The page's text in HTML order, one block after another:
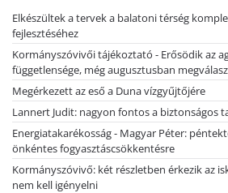
Elkészültek a tervek a balatoni térség
fejlesztéséhez
Kormányszóvivői tájékoztató - Erősödik az
függetlensége, még augusztusban
Megérkezett az eső a Duna vízgyűjtőjére
Lannert Judit: nagyon fontos a biztonságos
Energiatakarékosság - Magyar Péter:
önkéntes fogyasztáscsökkentésre
Kormányszóvivő: két részletben érkezik az
nem kell igényelni